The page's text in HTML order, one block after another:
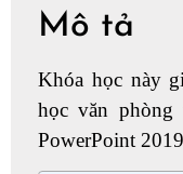
Mô tả
Khóa học này
học văn
PowerPoint